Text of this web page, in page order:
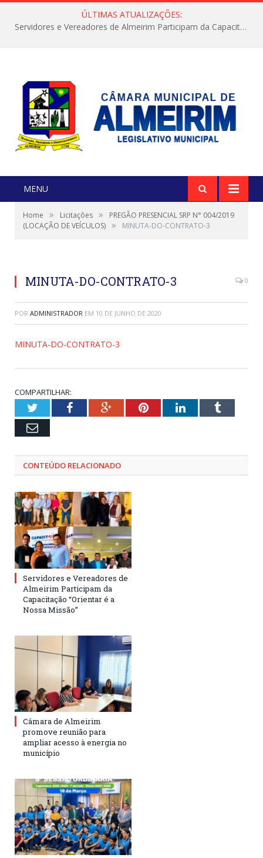
ÚLTIMAS ATUALIZAÇÕES:
Servidores e Vereadores de Almeirim Participam da Capacitação “Orientar é a Nossa Missão”
MENU
Home » Licitações »
PREGÃO PRESENCIAL SRP N° 004/2019
(LOCAÇÃO DE VEÍCULOS) » MINUTA-DO-CONTRATO-3
MINUTA-DO-CONTRATO-3 0
POR ADMINISTRADOR EM 10 DE JUNHO DE 2020
MINUTA-DO-CONTRATO-3
COMPARTILHAR:
TwitterFacebookGoogle+PinterestLinkedInTumblr
Email
CONTEÚDO RELACIONADO
Servidores e Vereadores de
Almeirim Participam da
Capacitação “Orientar é a
Nossa Missão”
Câmara de Almeirim
promove reunião para
ampliar acesso à energia no
município